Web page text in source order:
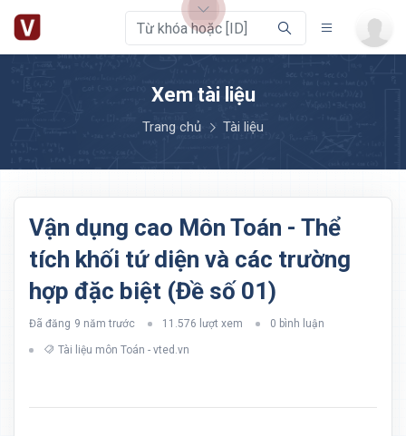
Xem tài liệu
Trang chủ Tài liệu
Vận dụng cao Môn Toán - Thể
tích khối tứ diện và các trường
hợp đặc biệt (Đề số 01)
Đã đăng 9 năm trước 11.576 lượt xem 0 bình luận
Tài liệu môn Toán - vted.vn